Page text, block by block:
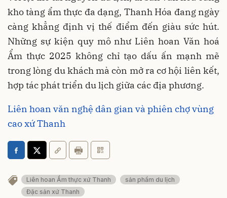
kho tàng ẩm thực đa dạng, Thanh Hóa đang ngày
càng khẳng định vị thế điểm đến giàu sức hút.
Những sự kiện quy mô như Liên hoan Văn hoá
Ẩm thực 2025 không chỉ tạo dấu ấn mạnh mẽ
trong lòng du khách mà còn mở ra cơ hội liên kết,
hợp tác phát triển du lịch giữa các địa phương.
Liên hoan văn nghệ dân gian và phiên chợ vùng
cao xứ Thanh
Liên hoan Ẩm thực xứ Thanh
sản phẩm du lịch
Đặc sản xứ Thanh